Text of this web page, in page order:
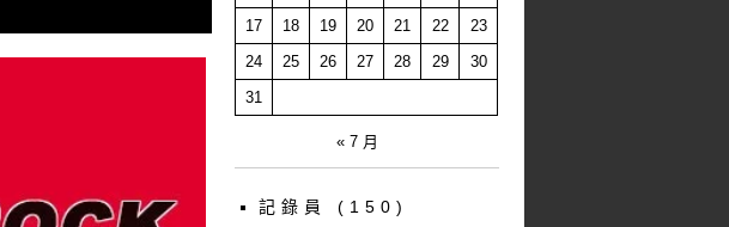
17
18 19 20 21 22
23
24
25 26 27 28 29
30
31
« 7 月
記錄員
(150)